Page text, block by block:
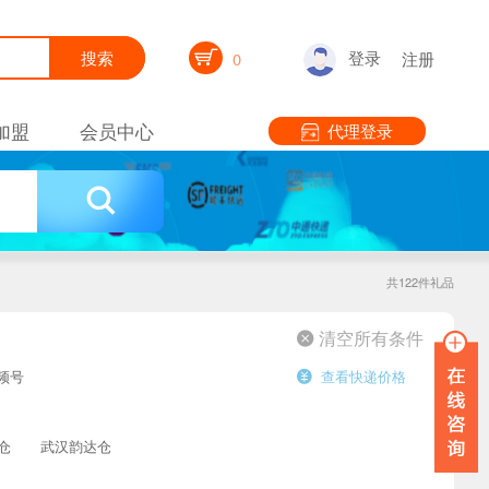
搜索  0 登录 注册
盟 会员中心 代理登录

共122件礼品
号
武汉韵达仓
 清空所有条件
 查看快递价格